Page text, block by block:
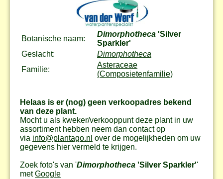
Botanische naam:
Dimorphotheca 'Silver
Sparkler'
Geslacht:
Dimorphotheca
Familie:
Asteraceae
(Composietenfamilie)
Helaas is er (nog) geen verkoopadres bekend
van deze plant.
Mocht u als kweker/verkooppunt deze plant in uw
assortiment hebben neem dan contact op
via info@plantago.nl over de mogelijkheden om uw
gegevens hier vermeld te krijgen.
Zoek foto's van 'Dimorphotheca 'Silver Sparkler''
metGoogle